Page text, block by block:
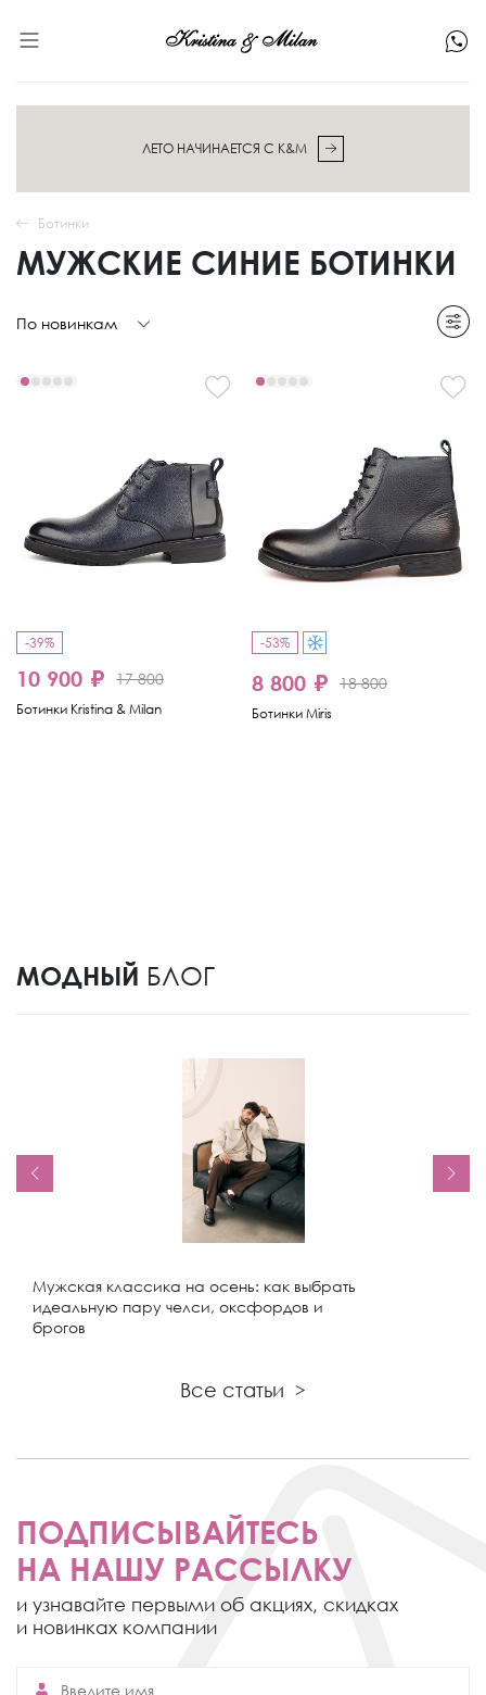
ЛЕТО НАЧИНАЕТСЯ С K&M
Ботинки
МУЖСКИЕ СИНИЕ БОТИНКИ
По новинкам
-39%
10 900 ₽ 17 800
Ботинки Kristina & Milan
-53%
8 800 ₽ 18 800
Ботинки Miris
МОДНЫЙ БЛОГ
Мужская классика на осень: как выбрать
идеальную пару челси, оксфордов и
брогов
Все статьи >
ПОДПИСЫВАЙТЕСЬ
НА НАШУ РАССЫЛКУ
и узнавайте первыми об акциях, скидках
и новинках компании